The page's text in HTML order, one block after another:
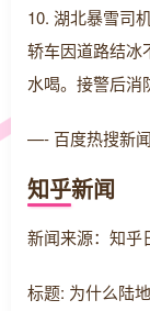
10. 湖北暴雪司
轿车因道路结冰
水喝。接警后消
—- 百度热搜新
知乎新闻
新闻来源：知乎
标题: 为什么陆